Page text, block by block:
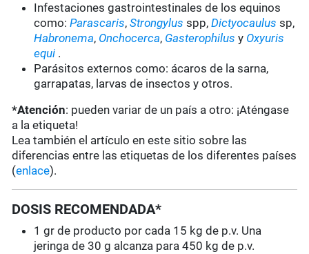
Infestaciones gastrointestinales de los equinos
como:Parascaris,Strongylus spp,Dictyocaulussp,
Habronema, Onchocerca, Gasterophilus y Oxyuris
equi .
Parásitos externos como: ácaros de la sarna,
garrapatas, larvas de insectos y otros.
*Atención: pueden variar de un país a otro: ¡Aténgase
a la etiqueta!
Lea también el artículo en este sitio sobre las
diferencias entre las etiquetas de los diferentes países
(enlace).
DOSIS RECOMENDADA*
1 gr de producto por cada 15 kg de p.v. Una
jeringa de 30 g alcanza para 450 kg de p.v.